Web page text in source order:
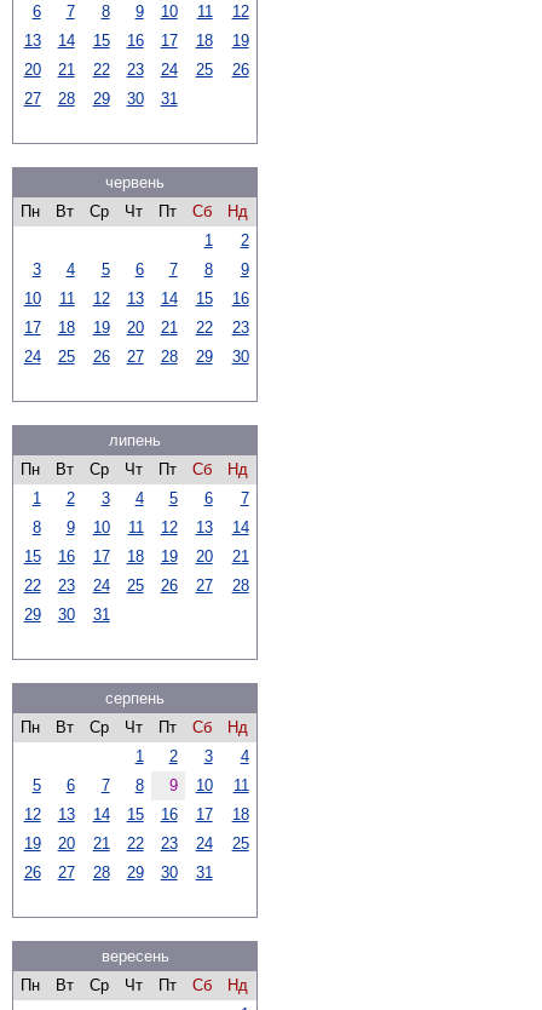
6
7 8 9 10 11
12
13
14 15 16 17 18
19
20
21 22 23 24 25
26
27
28 29 30 31
червень
Пн
Вт Ср Чт Пт Сб
Нд
1
2
3
4 5 6 7 8
9
10
11 12 13 14 15
16
17
18 19 20 21 22
23
24
25 26 27 28 29 30
липень
Пн
Вт Ср Чт Пт Сб
Нд
1
2 3 4 5 6
7
8
9 10 11 12 13
14
15
16 17 18 19 20
21
22
23 24 25 26 27
28
29
30 31
серпень
Пн
Вт Ср Чт Пт Сб
Нд
1
2 3
4
5
6 7 8 9 10
11
12
13 14 15 16 17
18
19
20 21 22 23 24
25
26
27 28 29 30 31
вересень
Пн
Вт Ср Чт Пт Сб
Нд